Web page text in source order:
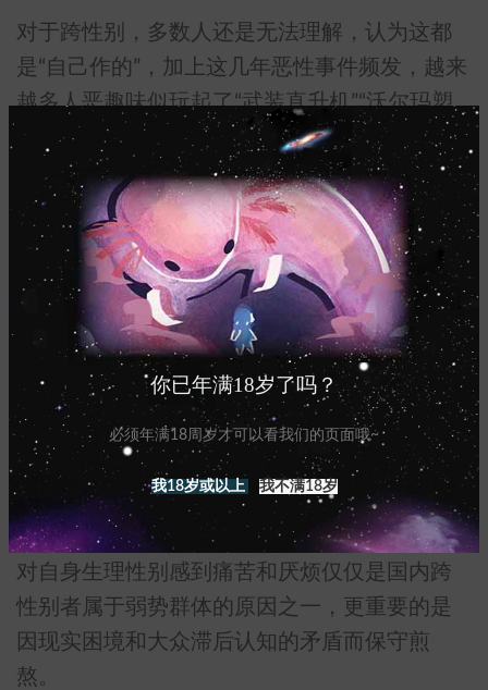
你已年满18岁了吗？
必须年满18周岁才可以看我们的页面哦~
我18岁或以上 我不满18岁
对于跨性别，多数人还是无法理解，认为这都
是“自己作的”，加上这几年恶性事件频发，越来
越多人恶趣味似玩起了“武装直升机”“沃尔玛塑
料袋”的梗。
出柜，身心健康，社会环境，教育，职场，家
庭种种问题仍困扰着性少数群体们。
国内跨性别者在医学上仍属于“性身份障碍”患
者，简称“易性癖”。
sex change regret组织曾统计有部分跨性别者后
悔做性别重置手术，而在手术结束后的10年至
15年里TA们的自杀率是同类同龄人的20倍。造
成这些悲剧的根本原因是即便TA们已经完成了
性别重置手术，社会仍投之以敌意。
对自身生理性别感到痛苦和厌烦仅仅是国内跨
性别者属于弱势群体的原因之一，更重要的是
因现实困境和大众滞后认知的矛盾而保守煎
熬。